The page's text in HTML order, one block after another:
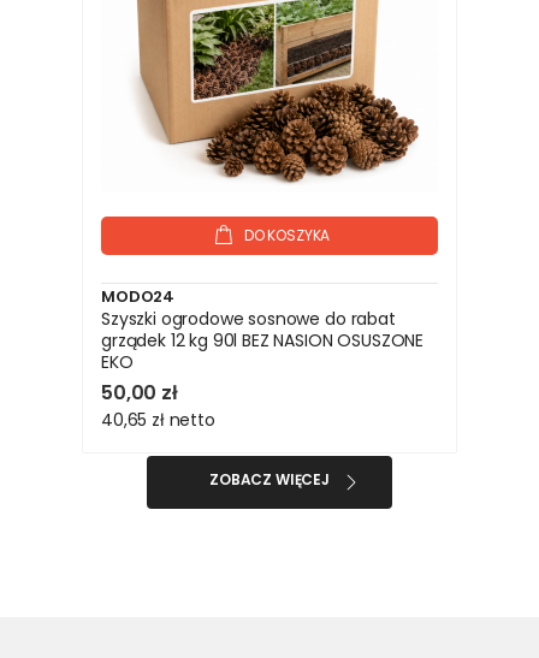
DO KOSZYKA
MODO24
Szyszki ogrodowe sosnowe do rabat
grządek 12 kg 90l BEZ NASION OSUSZONE
EKO
50,00 zł
40,65 zł netto
ZOBACZ WIĘCEJ